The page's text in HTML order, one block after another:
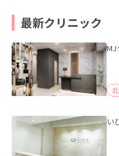
最新クリニック
MJ
い